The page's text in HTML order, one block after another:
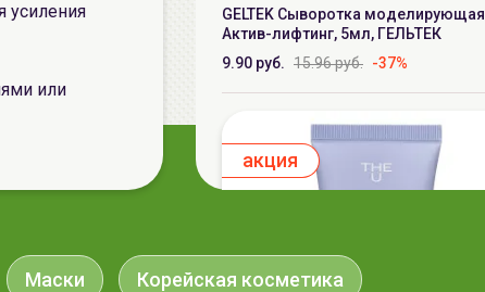
усиления
или
GELTEK Сыворотка моделирующая
Актив-лифтинг, 5мл, ГЕЛЬТЕК
9.90 руб. 15.96 руб. -37%
aкция
Маски Корейская косметика